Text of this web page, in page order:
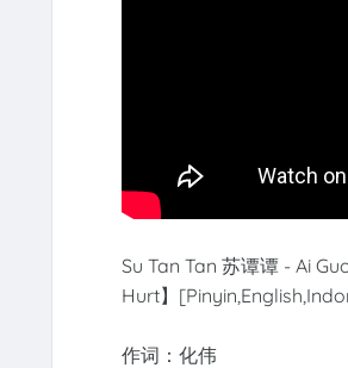
Su Tan Tan 苏谭谭 - Ai
Hurt】
作词：化伟